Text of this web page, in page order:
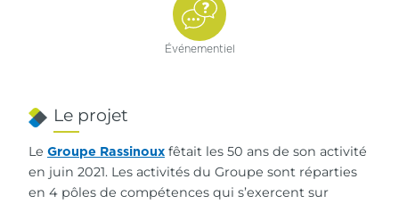
Événementiel
Le projet
Le Groupe Rassinoux fêtait les 50 ans de son activité
en juin 2021. Les activités du Groupe sont réparties
en 4 pôles de compétences qui s’exercent sur